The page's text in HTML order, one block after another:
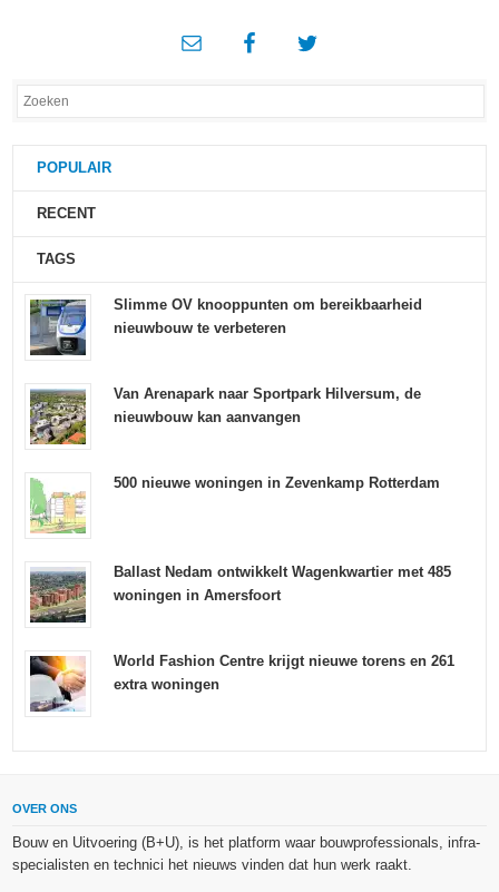
POPULAIR
RECENT
TAGS
Slimme OV knooppunten om bereikbaarheid
nieuwbouw te verbeteren
Van Arenapark naar Sportpark Hilversum, de
nieuwbouw kan aanvangen
500 nieuwe woningen in Zevenkamp Rotterdam
Ballast Nedam ontwikkelt Wagenkwartier met 485
woningen in Amersfoort
World Fashion Centre krijgt nieuwe torens en 261
extra woningen
OVER ONS
Bouw en Uitvoering (B+U), is het platform waar bouwprofessionals, infra-
specialisten en technici het nieuws vinden dat hun werk raakt.